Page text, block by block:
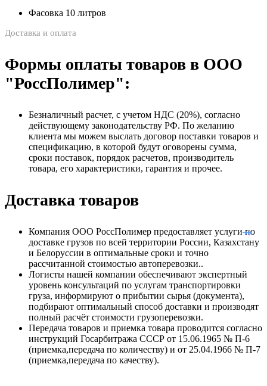
Фасовка 10 литров
Доставка и оплата
Формы оплаты товаров в ООО
"РоссПолимер":
Безналичный расчет, с учетом НДС (20%), согласно
действующему законодательству РФ. По желанию
клиента мы можем выслать договор поставки товаров и
спецификацию, в которой будут оговорены сумма,
сроки поставок, порядок расчетов, производитель
товара, его характеристики, гарантия и прочее.
Доставка товаров
Компания ООО РоссПолимер предоставляет услуги по
доставке грузов по всей территории России, Казахстану
и Белоруссии в оптимальные сроки и точно
рассчитанной стоимостью автоперевозки..
Логисты нашей компании обеспечивают экспертный
уровень консультаций по услугам транспортировки
груза, информируют о прибытии сырья (документа),
подбирают оптимальный способ доставки и производят
полный расчёт стоимости грузоперевозки.
Передача товаров и приемка товара проводится согласно
инструкций Госарбитража СССР от 15.06.1965 № П-6
(приемка,передача по количеству) и от 25.04.1966 № П-7
(приемка,передача по качеству).